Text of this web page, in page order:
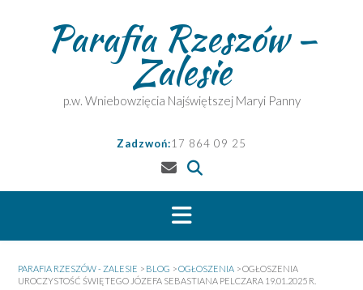
Parafia Rzeszów –
Zalesie
p.w. Wniebowzięcia Najświętszej Maryi Panny
Zadzwoń:17 864 09 25
PARAFIA RZESZÓW - ZALESIE > BLOG >OGŁOSZENIA >OGŁOSZENIA
UROCZYSTOŚĆ ŚWIĘTEGO JÓZEFA SEBASTIANA PELCZARA 19.01.2025 R.